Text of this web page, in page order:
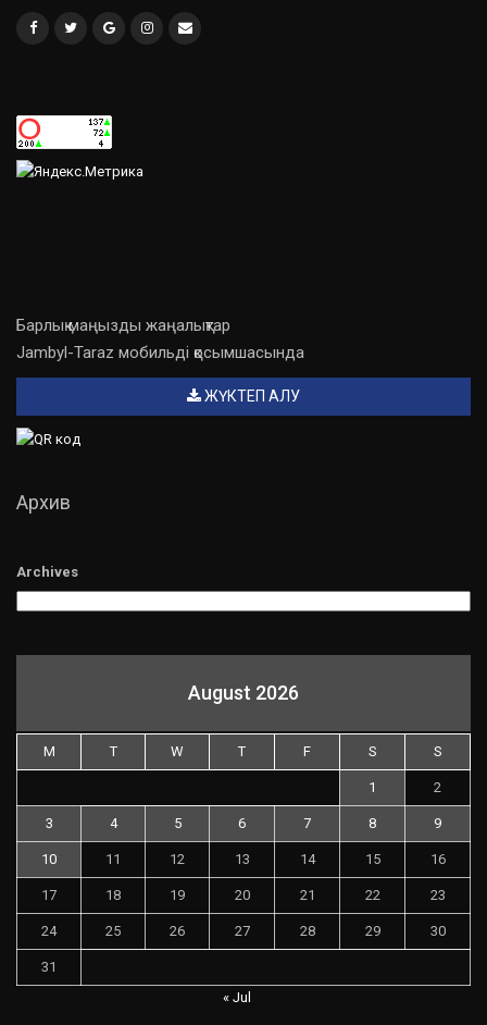
Барлық маңызды жаңалықтар
Jambyl-Taraz мобильді қосымшасында
ЖҮКТЕП АЛУ
Архив
Archives
August 2026
M T W T F S S
1 2
3 4 5 6 7 8 9
10 11 12 13 14 15 16
17 18 19 20 21 22 23
24 25 26 27 28 29 30
31
« Jul